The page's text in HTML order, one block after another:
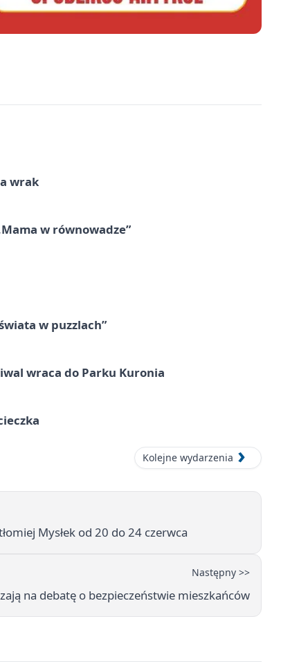
wrak
w równowadze”
w puzzlach”
wraca do Parku Kuronia
Kolejne wydarzenia
Mysłek od 20 do 24 czerwca
Następny >>
na debatę o bezpieczeństwie mieszkańców